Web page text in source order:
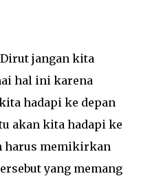
Dirut jangan kita
hal ini karena
hadapi ke depan
akan kita hadapi ke
harus memikirkan
yang memang